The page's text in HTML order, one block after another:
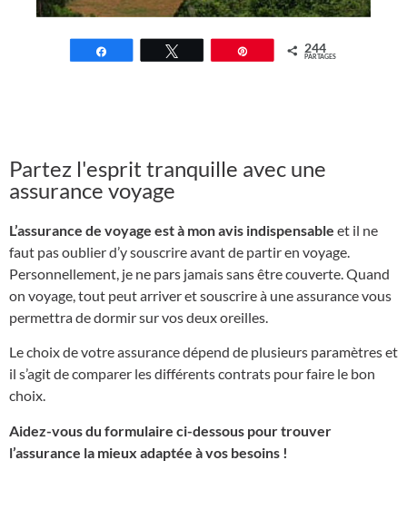
Épingle 244
PARTAGES
Partez l'esprit tranquille avec une
assurance voyage
L’assurance de voyage est à mon avis indispensable et il ne
faut pas oublier d’y souscrire avant de partir en voyage.
Personnellement, je ne pars jamais sans être couverte. Quand
on voyage, tout peut arriver et souscrire à une assurance vous
permettra de dormir sur vos deux oreilles.
Le choix de votre assurance dépend de plusieurs paramètres et
il s’agit de comparer les différents contrats pour faire le bon
choix.
Aidez-vous du formulaire ci-dessous pour trouver
l’assurance la mieux adaptée à vos besoins !